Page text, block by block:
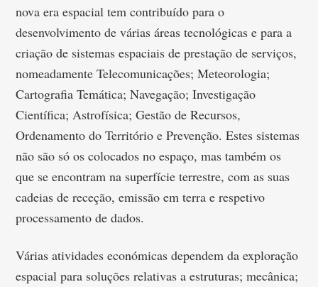
nova era espacial tem contribuído para o
desenvolvimento de várias áreas tecnológicas e para a
criação de sistemas espaciais de prestação de serviços,
nomeadamente Telecomunicações; Meteorologia;
Cartografia Temática; Navegação; Investigação
Científica; Astrofísica; Gestão de Recursos,
Ordenamento do Território e Prevenção. Estes sistemas
não são só os colocados no espaço, mas também os
que se encontram na superfície terrestre, com as suas
cadeias de receção, emissão em terra e respetivo
processamento de dados.
Várias atividades económicas dependem da exploração
espacial para soluções relativas a estruturas; mecânica;